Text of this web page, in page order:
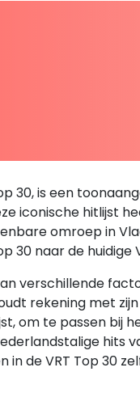
30, is een
iconische hitlijst
omroep in
30 naar de huidige
verschillende
rekening met
om te passen bij
in de VRT Top 30